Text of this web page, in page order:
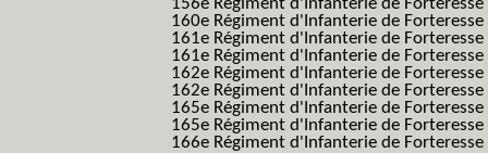
156e Régiment d'Infanterie de
160e Régiment d'Infanterie de
161e Régiment d'Infanterie de Forteresse
161e Régiment d'Infanterie de
162e Régiment d'Infanterie de Forteresse
162e Régiment d'Infanterie de
165e Régiment d'Infanterie de Forteresse
165e Régiment d'Infanterie de Forteresse
166e Régiment d'Infanterie de Forteresse